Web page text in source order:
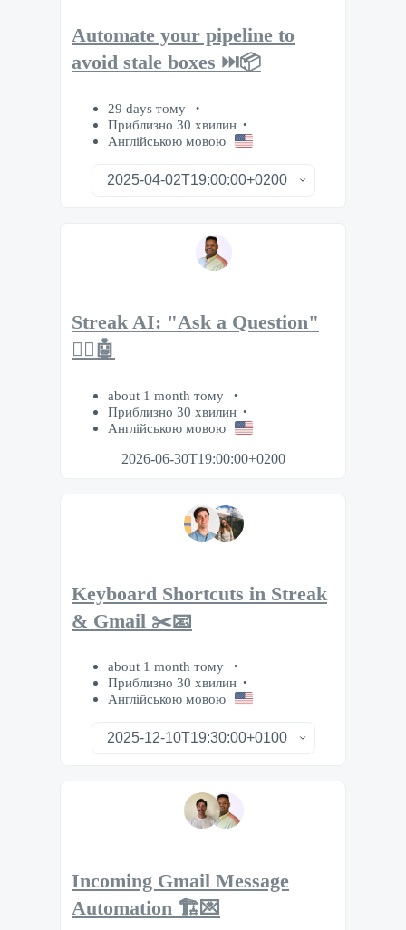
Automate your pipeline to
avoid stale boxes ⏭️📦
29 days тому
Приблизно 30 хвилин
Англійською мовою
Streak AI: "Ask a Question"
🙋‍♂️🤖
about 1 month тому
Приблизно 30 хвилин
Англійською мовою
2026-06-30T19:00:00+0200
Keyboard Shortcuts in Streak
& Gmail ✂️📧
about 1 month тому
Приблизно 30 хвилин
Англійською мовою
Incoming Gmail Message
Automation 🏗️💌